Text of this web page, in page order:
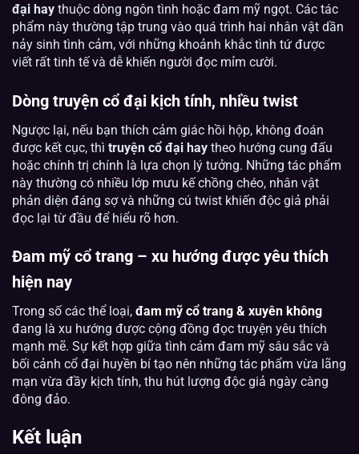
đại hay thuộc dòng ngôn tình hoặc đam mỹ ngọt. Các tác
phẩm này thường tập trung vào quá trình hai nhân vật dần
nảy sinh tình cảm, với những khoảnh khắc tình tứ được
viết rất tinh tế và dễ khiến người đọc mỉm cười.
Dòng truyện cổ đại kịch tính, nhiều twist
Ngược lại, nếu bạn thích cảm giác hồi hộp, không đoán
được kết cục, thì truyện cổ đại hay theo hướng cung đấu
hoặc chính trị chính là lựa chọn lý tưởng. Những tác phẩm
này thường có nhiều lớp mưu kế chồng chéo, nhân vật
phản diện đáng sợ và những cú twist khiến độc giả phải
đọc lại từ đầu để hiểu rõ hơn.
Đam mỹ cổ trang – xu hướng được yêu thích
hiện nay
Trong số các thể loại, đam mỹ cổ trang & xuyên không
đang là xu hướng được cộng đồng đọc truyện yêu thích
mạnh mẽ. Sự kết hợp giữa tình cảm đam mỹ sâu sắc và
bối cảnh cổ đại huyền bí tạo nên những tác phẩm vừa lãng
mạn vừa đầy kịch tính, thu hút lượng độc giả ngày càng
đông đảo.
Kết luận